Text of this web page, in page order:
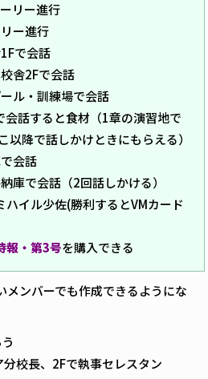
リー進行
ー進行
で会話
舎2Fで会話
ル・訓練場で会話
話すると食材（1章の演習地で
降で話しかけときにもらえる）
会話
庫で会話（2回話しかける）
ハイル少佐(勝利するとVMカード
報・第3号を購入できる
メンバーでも作成できるようにな
校長、2Fで執事セレスタン